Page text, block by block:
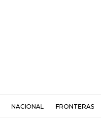
NACIONAL FRONTERAS